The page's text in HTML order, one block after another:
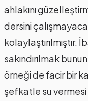
ahlakını
dersini
kolaylaştırılmıştır.
sakındırılmak
örneği de facir bir
şefkatle su